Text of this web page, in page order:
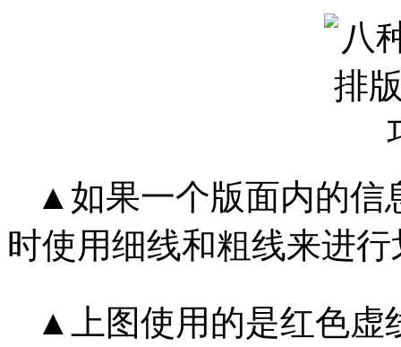
▲如果一个版面内的信
时使用细线和粗线来进行
▲上图使用的是红色虚